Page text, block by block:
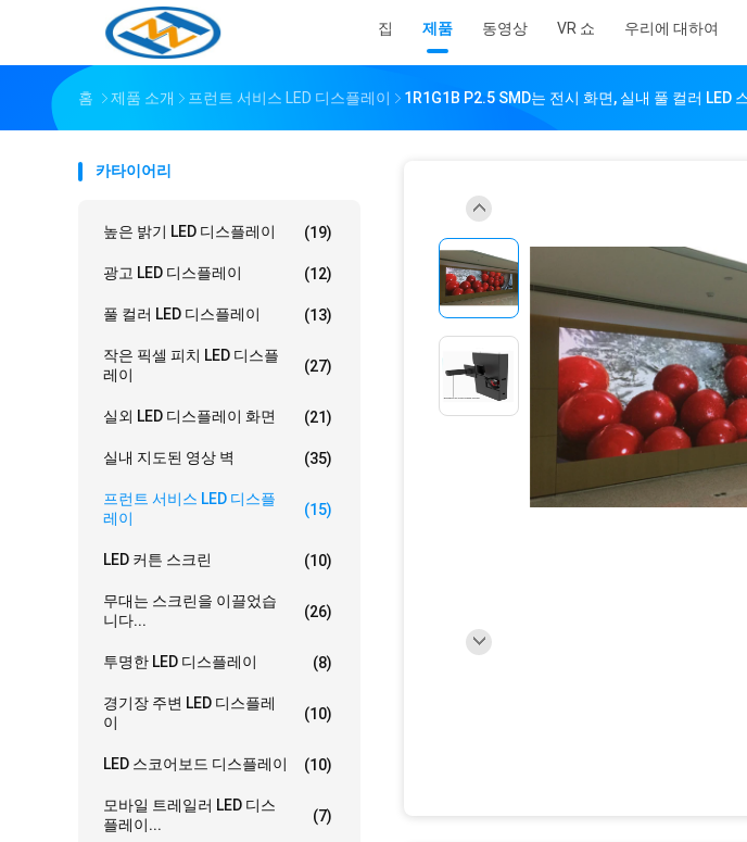
집 제품 동영상 VR 쇼 우리에 대하여
홈 제품 소개 프런트 서비스 LED 디스플레이 1R1G1B P2.5 SMD는 전시 화면, 실내 풀 컬러 LED
카타이어리
높은 밝기 LED 디스플레이 (19)
광고 LED 디스플레이 (12)
풀 컬러 LED 디스플레이 (13)
작은 픽셀 피치 LED 디스플
레이
(27)
실외 LED 디스플레이 화면 (21)
실내 지도된 영상 벽 (35)
프런트 서비스 LED 디스플
레이
(15)
LED 커튼 스크린 (10)
무대는 스크린을 이끌었습
니다...
(26)
투명한 LED 디스플레이 (8)
경기장 주변 LED 디스플레
이
(10)
LED 스코어보드 디스플레이 (10)
모바일 트레일러 LED 디스
플레이...
(7)